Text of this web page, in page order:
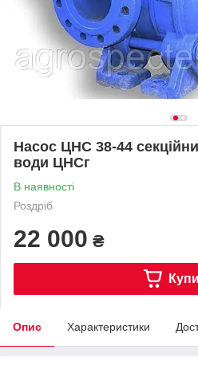
Насос ЦНС 38-44
води ЦНСг
В наявності
Роздріб
22 000 ₴
Опис Характеристики